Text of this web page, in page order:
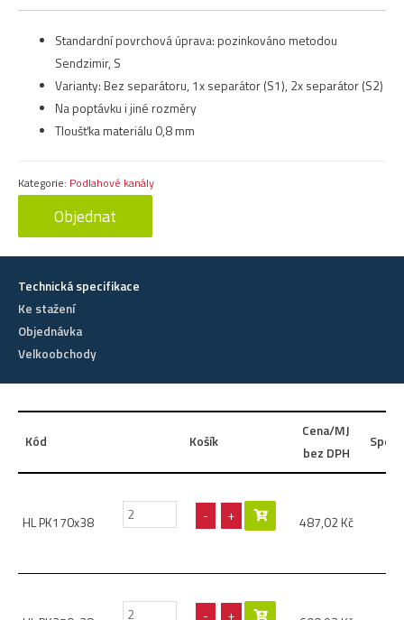
Standardní povrchová úprava: pozinkováno metodou
Sendzimir, S
Varianty: Bez separátoru, 1x separátor (S1), 2x separátor (S2)
Na poptávku i jiné rozměry
Tloušťka materiálu 0,8 mm
Kategorie: Podlahové kanály
Objednat
Technická specifikace
Ke stažení
Objednávka
Velkoobchody
Kód Košík
Cena/MJ
bez DPH
HL PK170x38 - + 487,02 Kč
- +